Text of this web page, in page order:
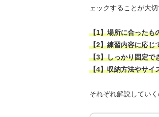
ェックすることが大
【1】場所に合ったも
【2】練習内容に応じ
【3】しっかり固定で
【4】収納方法やサイ
それぞれ解説してい